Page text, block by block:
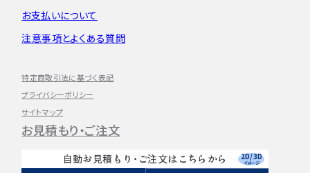
お支払いについて
注意事項とよくある質問
特定商取引法に基づく表記
プライバシーポリシー
サイトマップ
お見積もり・ご注文
自動お見積もり・ご注文はこちらから 2D/3D
イメージ